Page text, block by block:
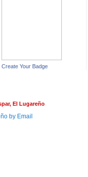
Create Your Badge
El Lugareño
by Email